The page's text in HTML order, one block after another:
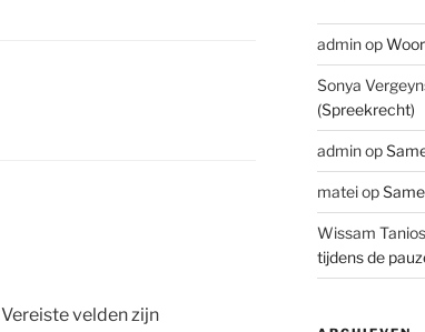
Vereiste velden zijn
adminop
Sonya
(Spreekrecht)
adminop
mateiop
Wissam Tanios
tijdens de